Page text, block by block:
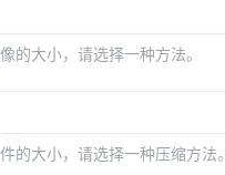
的大小，请选择一种方法。
的大小，请选择一种压缩方法。